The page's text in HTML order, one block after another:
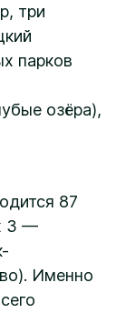
три
парков
озёра),
87
3 —
Именно